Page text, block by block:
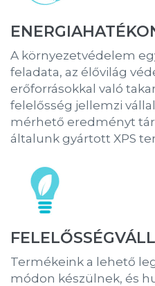
A környezetvédelem
feladata, az élővilág
erőforrásokkal való
felelősség jellemzi
mérhető eredményt
általunk gyártott XPS
Termékeink a lehető
módon készülnek, és